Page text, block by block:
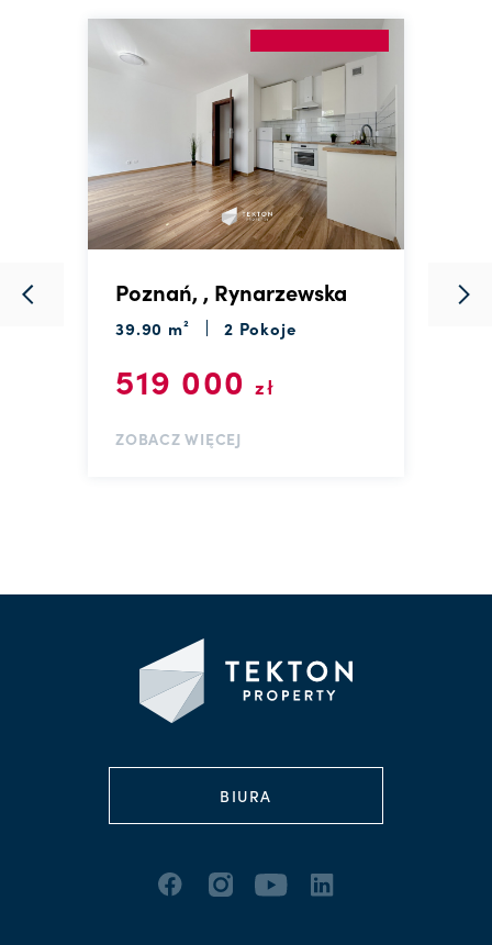
Poznań, , Rynarzewska
39.90 m² 2 Pokoje
519 000 zł
ZOBACZ WIĘCEJ
BIURA